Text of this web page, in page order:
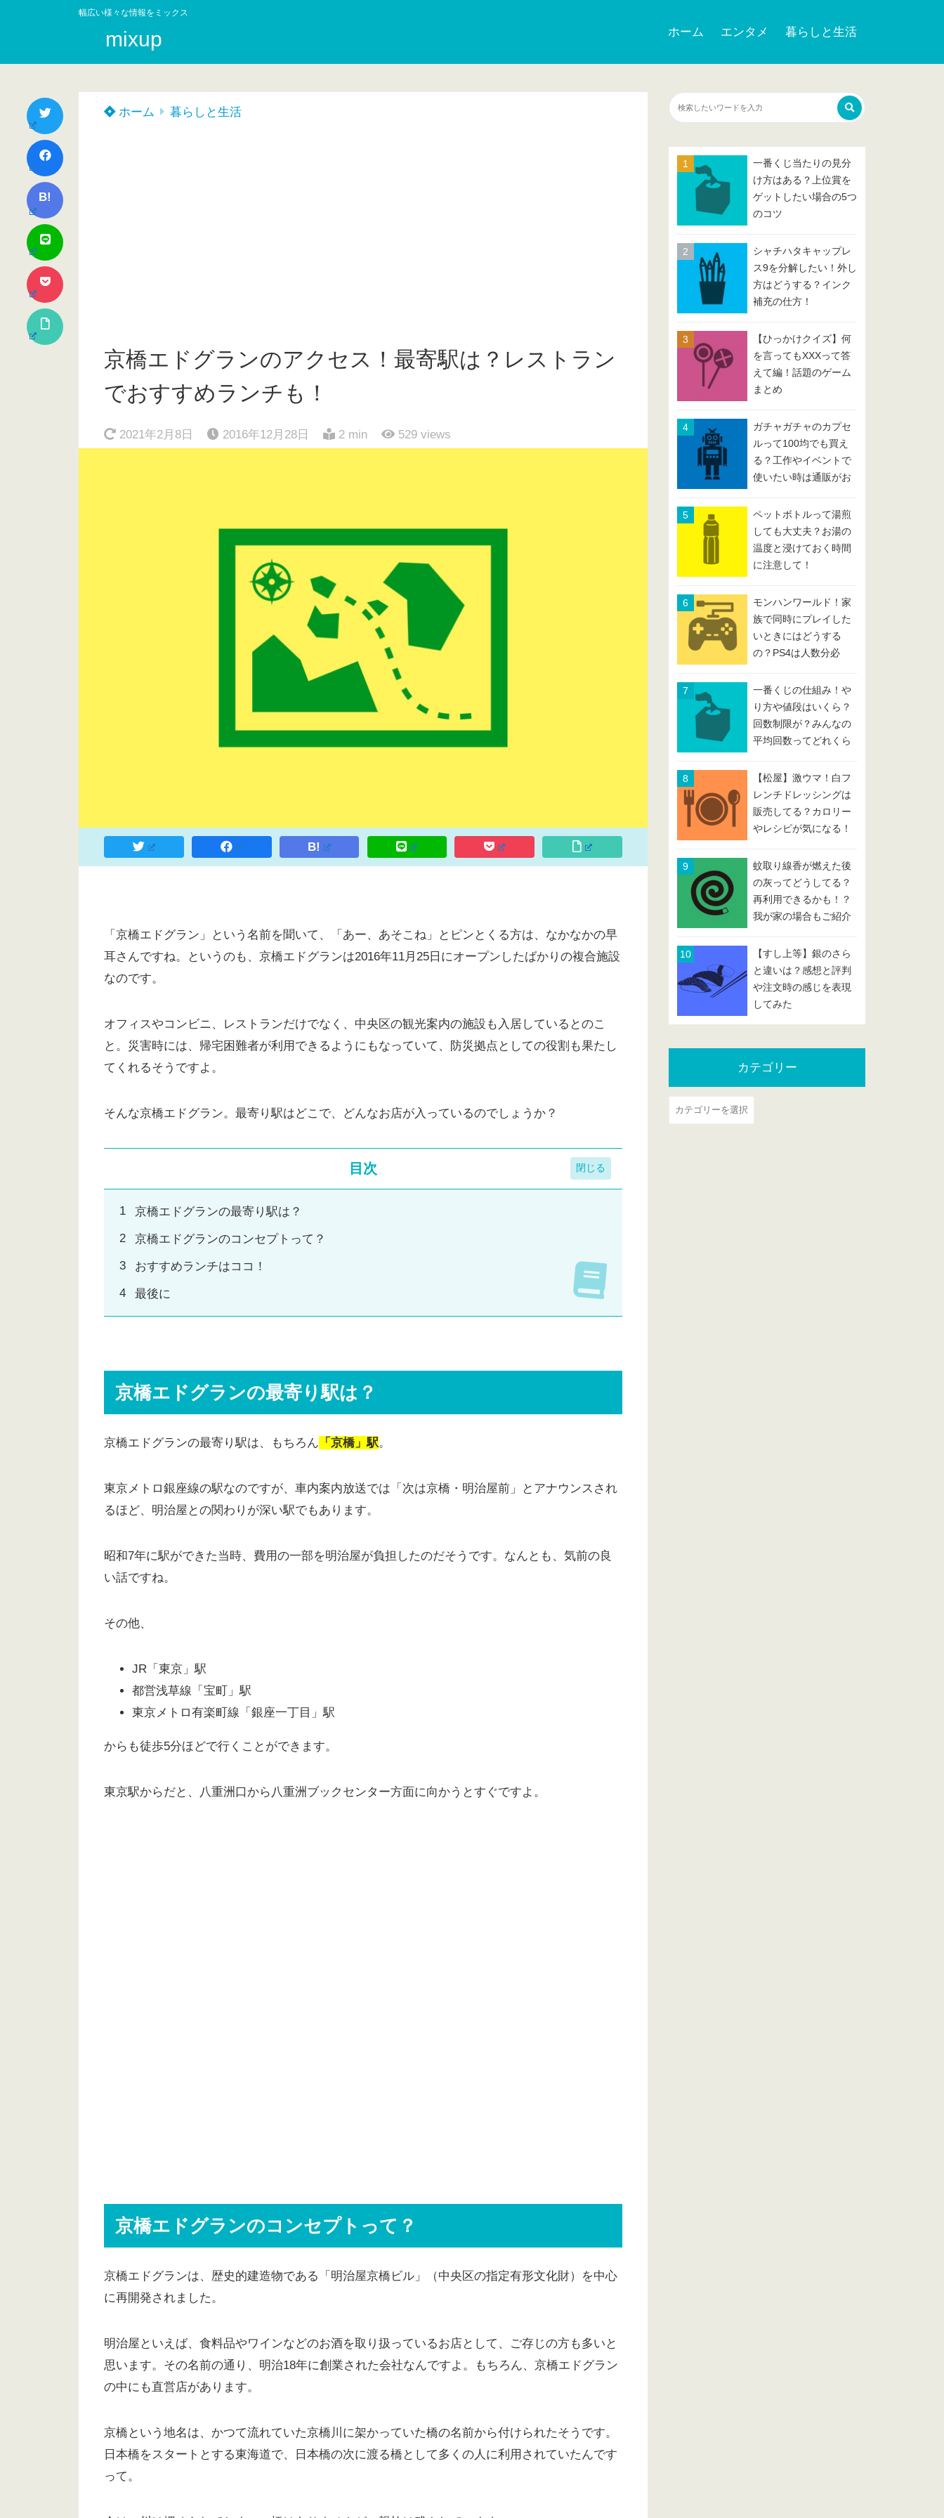
幅広い様々な情報をミックス
mixup ホーム エンタメ 暮らしと生活
B!
ホーム 暮らしと生活
京橋エドグランのアクセス！最寄駅は？レストラン
でおすすめランチも！
2021年2月8日 2016年12月28日 2 min 529 views
B!
「京橋エドグラン」という名前を聞いて、「あー、あそこね」とピンとくる方は、なかなかの早
耳さんですね。というのも、京橋エドグランは2016年11月25日にオープンしたばかりの複合施設
なのです。
オフィスやコンビニ、レストランだけでなく、中央区の観光案内の施設も入居しているとのこ
と。災害時には、帰宅困難者が利用できるようにもなっていて、防災拠点としての役割も果たし
てくれるそうですよ。
そんな京橋エドグラン。最寄り駅はどこで、どんなお店が入っているのでしょうか？
目次
京橋エドグランの最寄り駅は？
京橋エドグランのコンセプトって？
おすすめランチはココ！
最後に
京橋エドグランの最寄り駅は？
京橋エドグランの最寄り駅は、もちろん 「京橋」駅。
東京メトロ銀座線の駅なのですが、車内案内放送では「次は京橋・明治屋前」とアナウンスされ
るほど、明治屋との関わりが深い駅でもあります。
昭和7年に駅ができた当時、費用の一部を明治屋が負担したのだそうです。なんとも、気前の良
い話ですね。
その他、
JR「東京」駅
都営浅草線「宝町」駅
東京メトロ有楽町線「銀座一丁目」駅
からも徒歩5分ほどで行くことができます。
東京駅からだと、八重洲口から八重洲ブックセンター方面に向かうとすぐですよ。
京橋エドグランのコンセプトって？
京橋エドグランは、歴史的建造物である「明治屋京橋ビル」（中央区の指定有形文化財）を中心
に再開発されました。
明治屋といえば、食料品やワインなどのお酒を取り扱っているお店として、ご存じの方も多いと
思います。その名前の通り、明治18年に創業された会社なんですよ。もちろん、京橋エドグラン
の中にも直営店があります。
京橋という地名は、かつて流れていた京橋川に架かっていた橋の名前から付けられたそうです。
日本橋をスタートとする東海道で、日本橋の次に渡る橋として多くの人に利用されていたんです
って。
一番くじ当たりの見分
け方はある？上位賞を
ゲットしたい場合の5つ
のコツ
シャチハタキャップレ
ス9を分解したい！外し
方はどうする？インク
補充の仕方！
【ひっかけクイズ】何
を言ってもXXXって答
えて編！話題のゲーム
まとめ
ガチャガチャのカプセ
ルって100均でも買え
る？工作やイベントで
使いたい時は通販がお
ペットボトルって湯煎
しても大丈夫？お湯の
温度と浸けておく時間
に注意して！
モンハンワールド！家
族で同時にプレイした
いときにはどうする
の？PS4は人数分必
一番くじの仕組み！や
り方や値段はいくら？
回数制限が？みんなの
平均回数ってどれくら
【松屋】激ウマ！白フ
レンチドレッシングは
販売してる？カロリー
やレシピが気になる！
蚊取り線香が燃えた後
の灰ってどうしてる？
再利用できるかも！？
我が家の場合もご紹介
【すし上等】銀のさら
と違いは？感想と評判
や注文時の感じを表現
してみた
カテゴリー
カ